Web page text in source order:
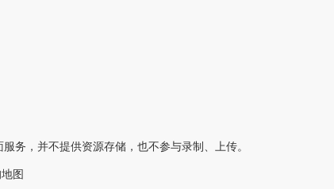
务，并不提供资源存储，也不参与录制、上传。
图